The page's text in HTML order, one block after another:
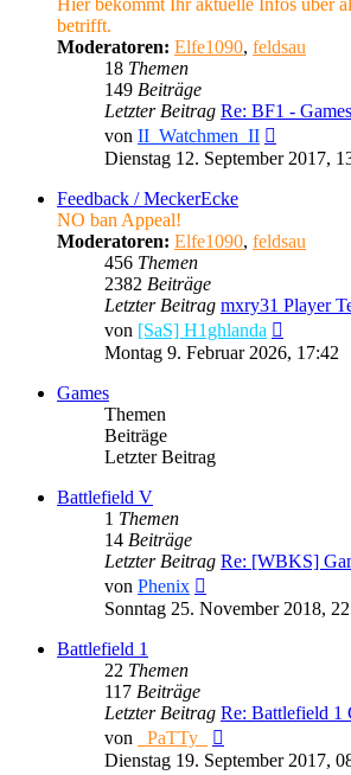
Hier bekommt Ihr aktuelle Infos über
betrifft.
Moderatoren: Elfe1090, feldsau
18 Themen
149 Beiträge
Letzter Beitrag Re: BF1 -
von II_Watchmen_II
Beitrag
Dienstag 12. September 2017,
Feedback / MeckerEcke
NO ban Appeal!
Moderatoren: Elfe1090, feldsau
456 Themen
2382 Beiträge
Letzter Beitrag mxry31 Player
von [SaS] H1ghlanda
Beitrag
Montag 9. Februar 2026, 17:42
Games
Themen
Beiträge
Letzter Beitrag
Battlefield V
1 Themen
14 Beiträge
Letzter Beitrag Re: [WBKS]
von Phenix
Beitrag
Sonntag 25. November 2018,
Battlefield 1
22 Themen
117 Beiträge
Letzter Beitrag Re: Battlefield
von
_PaTTy_
Beitrag
Dienstag 19. September 2017,